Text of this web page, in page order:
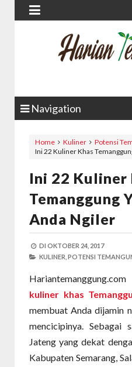

Navigation
Home Kuliner Potensi
Ini 22 Kuliner Khas
Ini 22 Kuliner
Temanggung
Anda Ngiler
DI OKTOBER 24, 2017
KULINER, POTENSI
kuliner khas
membuat Anda dijamin
mencicipinya. Sebagai
Jateng yang dekat
Kabupaten Semarang,